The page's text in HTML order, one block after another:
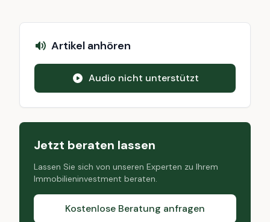
Artikel anhören
Audio nicht unterstützt
Jetzt beraten lassen
Lassen Sie sich von unseren Experten zu Ihrem
Immobilieninvestment beraten.
Kostenlose Beratung anfragen